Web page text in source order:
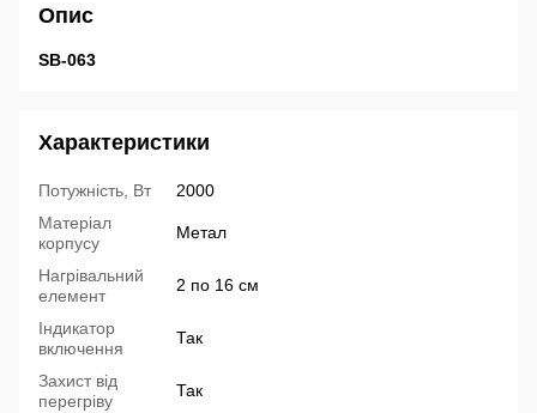
Опис
SB-063
Характеристики
Потужність, Вт
2000
Матеріал
корпусу
Метал
Нагрівальний
елемент
2 по 16 см
Індикатор
включення
Так
Захист від
перегріву
Так